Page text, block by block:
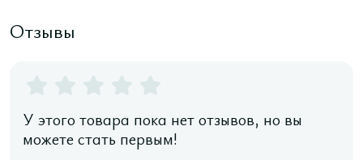
Отзывы
У этого товара пока нет отзывов, но вы
можете стать первым!